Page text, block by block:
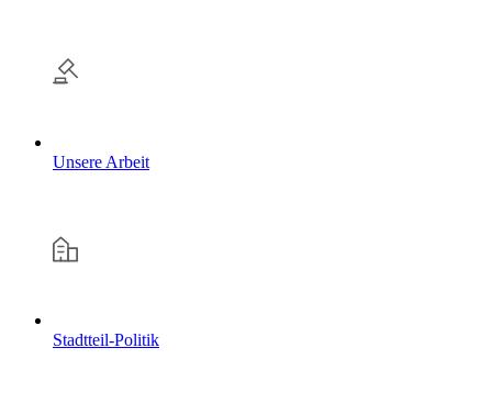
Unsere Arbeit
Stadtteil-Politik